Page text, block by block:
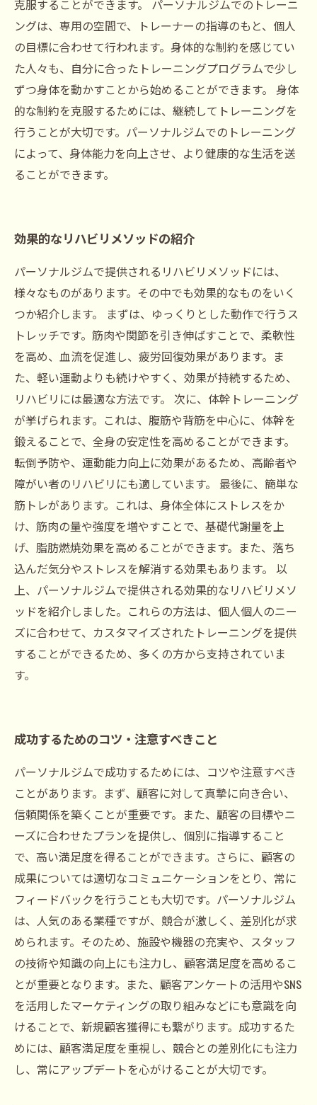
克服することができます。 パーソナルジムでのトレーニ
ングは、専用の空間で、トレーナーの指導のもと、個人
の目標に合わせて行われます。身体的な制約を感じてい
た人々も、自分に合ったトレーニングプログラムで少し
ずつ身体を動かすことから始めることができます。 身体
的な制約を克服するためには、継続してトレーニングを
行うことが大切です。パーソナルジムでのトレーニング
によって、身体能力を向上させ、より健康的な生活を送
ることができます。
効果的なリハビリメソッドの紹介
パーソナルジムで提供されるリハビリメソッドには、
様々なものがあります。その中でも効果的なものをいく
つか紹介します。 まずは、ゆっくりとした動作で行うス
トレッチです。筋肉や関節を引き伸ばすことで、柔軟性
を高め、血流を促進し、疲労回復効果があります。ま
た、軽い運動よりも続けやすく、効果が持続するため、
リハビリには最適な方法です。 次に、体幹トレーニング
が挙げられます。これは、腹筋や背筋を中心に、体幹を
鍛えることで、全身の安定性を高めることができます。
転倒予防や、運動能力向上に効果があるため、高齢者や
障がい者のリハビリにも適しています。 最後に、簡単な
筋トレがあります。これは、身体全体にストレスをか
け、筋肉の量や強度を増やすことで、基礎代謝量を上
げ、脂肪燃焼効果を高めることができます。また、落ち
込んだ気分やストレスを解消する効果もあります。 以
上、パーソナルジムで提供される効果的なリハビリメソ
ッドを紹介しました。これらの方法は、個人個人のニー
ズに合わせて、カスタマイズされたトレーニングを提供
することができるため、多くの方から支持されていま
す。
成功するためのコツ・注意すべきこと
パーソナルジムで成功するためには、コツや注意すべき
ことがあります。まず、顧客に対して真摯に向き合い、
信頼関係を築くことが重要です。また、顧客の目標やニ
ーズに合わせたプランを提供し、個別に指導すること
で、高い満足度を得ることができます。さらに、顧客の
成果については適切なコミュニケーションをとり、常に
フィードバックを行うことも大切です。パーソナルジム
は、人気のある業種ですが、競合が激しく、差別化が求
められます。そのため、施設や機器の充実や、スタッフ
の技術や知識の向上にも注力し、顧客満足度を高めるこ
とが重要となります。また、顧客アンケートの活用やSNS
を活用したマーケティングの取り組みなどにも意識を向
けることで、新規顧客獲得にも繋がります。成功するた
めには、顧客満足度を重視し、競合との差別化にも注力
し、常にアップデートを心がけることが大切です。